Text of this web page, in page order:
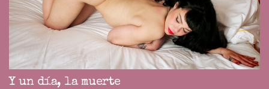
Y un día, la muerte